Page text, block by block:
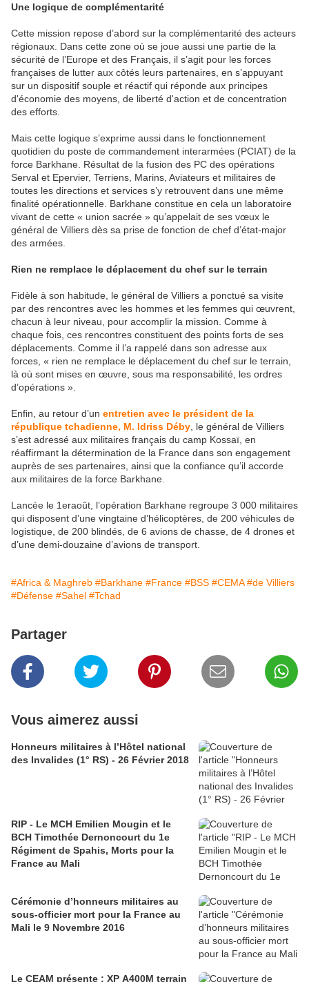
Une logique de complémentarité
Cette mission repose d’abord sur la complémentarité des acteurs
régionaux. Dans cette zone où se joue aussi une partie de la
sécurité de l’Europe et des Français, il s’agit pour les forces
françaises de lutter aux côtés leurs partenaires, en s’appuyant
sur un dispositif souple et réactif qui réponde aux principes
d'économie des moyens, de liberté d'action et de concentration
des efforts.
Mais cette logique s’exprime aussi dans le fonctionnement
quotidien du poste de commandement interarmées (PCIAT) de la
force Barkhane. Résultat de la fusion des PC des opérations
Serval et Epervier, Terriens, Marins, Aviateurs et militaires de
toutes les directions et services s’y retrouvent dans une même
finalité opérationnelle. Barkhane constitue en cela un laboratoire
vivant de cette « union sacrée » qu’appelait de ses vœux le
général de Villiers dès sa prise de fonction de chef d’état-major
des armées.
Rien ne remplace le déplacement du chef sur le terrain
Fidèle à son habitude, le général de Villiers a ponctué sa visite
par des rencontres avec les hommes et les femmes qui œuvrent,
chacun à leur niveau, pour accomplir la mission. Comme à
chaque fois, ces rencontres constituent des points forts de ses
déplacements. Comme il l’a rappelé dans son adresse aux
forces, « rien ne remplace le déplacement du chef sur le terrain,
là où sont mises en œuvre, sous ma responsabilité, les ordres
d’opérations ».
Enfin, au retour d’un entretien avec le président de la
république tchadienne, M. Idriss Déby , le général de Villiers
s’est adressé aux militaires français du camp Kossaï, en
réaffirmant la détermination de la France dans son engagement
auprès de ses partenaires, ainsi que la confiance qu’il accorde
aux militaires de la force Barkhane.
Lancée le 1eraoût, l’opération Barkhane regroupe 3 000 militaires
qui disposent d’une vingtaine d’hélicoptères, de 200 véhicules de
logistique, de 200 blindés, de 6 avions de chasse, de 4 drones et
d’une demi-douzaine d’avions de transport.
#Africa & Maghreb #Barkhane #France #BSS #CEMA #de Villiers
#Défense #Sahel #Tchad
Partager
Vous aimerez aussi
Honneurs militaires à l’Hôtel national
des Invalides (1° RS) - 26 Février 2018
RIP - Le MCH Emilien Mougin et le
BCH Timothée Dernoncourt du 1e
Régiment de Spahis, Morts pour la
France au Mali
Cérémonie d’honneurs militaires au
sous-officier mort pour la France au
Mali le 9 Novembre 2016
Le CEAM présente : XP A400M terrain